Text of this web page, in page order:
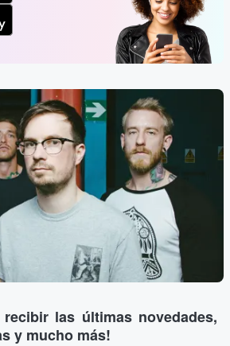
recibir las últimas novedades,
y mucho más!